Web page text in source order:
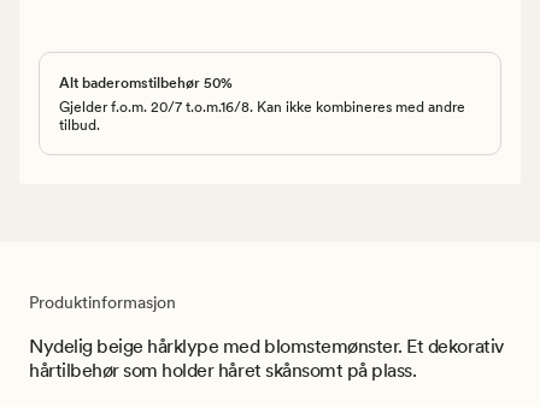
Alt baderomstilbehør 50%
Gjelder f.o.m. 20/7 t.o.m.16/8. Kan ikke kombineres med andre
tilbud.
Produktinformasjon
Nydelig beige hårklype med blomstemønster. Et dekorativ
hårtilbehør som holder håret skånsomt på plass.